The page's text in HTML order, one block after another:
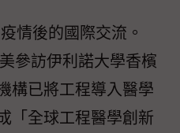
情後的國際交流。
參訪伊利諾大學香檳
構已將工程導入醫學
「全球工程醫學創新